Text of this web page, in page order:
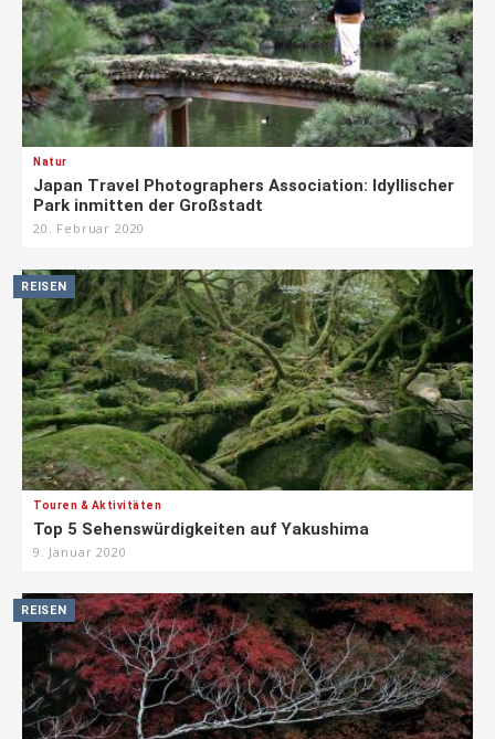
Natur
Japan Travel Photographers Association: Idyllischer
Park inmitten der Großstadt
20. Februar 2020
REISEN
Touren & Aktivitäten
Top 5 Sehenswürdigkeiten auf Yakushima
9. Januar 2020
REISEN